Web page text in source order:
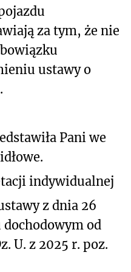
za tym, że nie
ustawy o
Pani we
indywidualnej
z dnia 26
dochodowym od
U. z 2025 r. poz.